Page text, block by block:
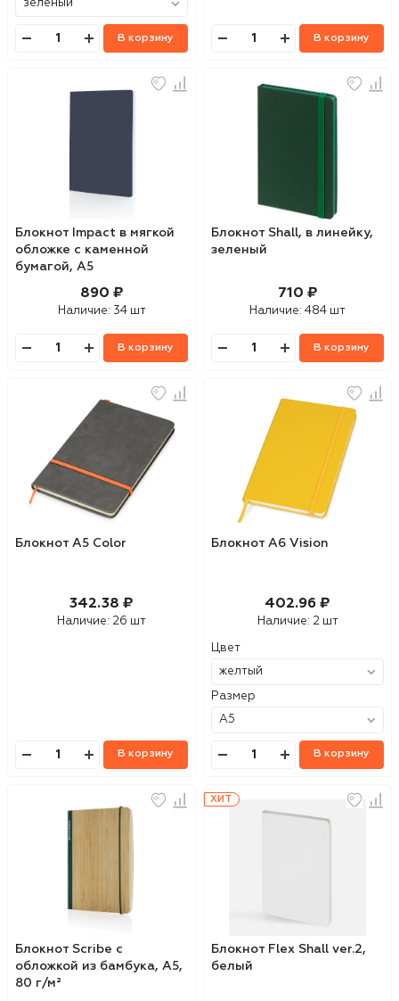
В корзину В корзину
Блокнот Impact в мягкой
обложке с каменной
бумагой, А5
890 ₽
Наличие: 34 шт
В корзину
Блокнот Shall, в линейку,
зеленый
710 ₽
Наличие: 484 шт
В корзину
Блокнот А5 Color
342.38 ₽
Наличие: 26 шт
В корзину
Блокнот А6 Vision
402.96 ₽
Наличие: 2 шт
Цвет
Размер
В корзину
Блокнот Scribe с
обложкой из бамбука, А5,
80 г/м²
ХИТ
Блокнот Flex Shall ver.2,
белый